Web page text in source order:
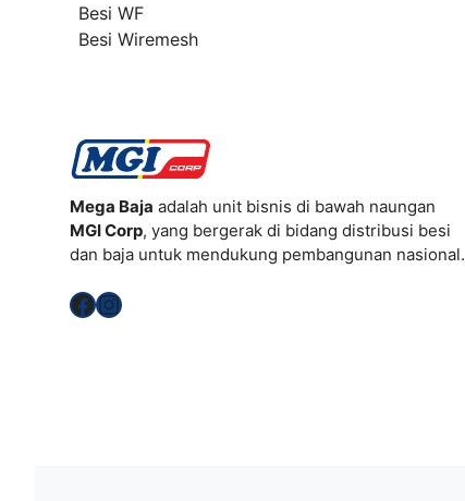
Besi WF
Besi Wiremesh
Mega Baja adalah unit bisnis di bawah naungan
MGI Corp, yang bergerak di bidang distribusi besi
dan baja untuk mendukung pembangunan nasional.
Facebook
Instagram